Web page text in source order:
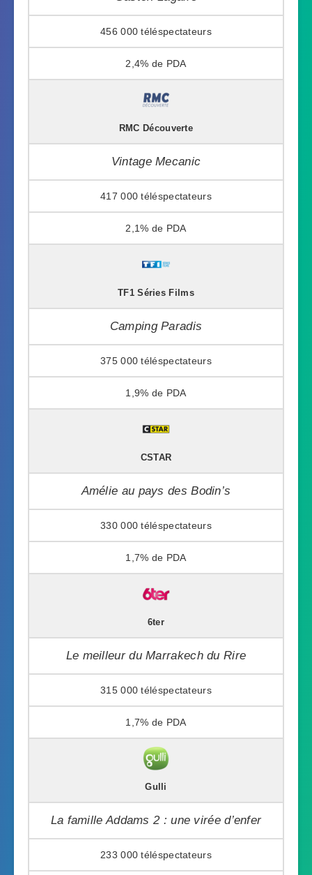
456 000
2,4%
RMC Découverte
Vintage Mecanic
417 000
2,1%
TF1 Séries Films
Camping Paradis
375 000
1,9%
CSTAR
Amélie au pays des Bodin’s
330 000
1,7%
6ter
Le meilleur du Marrakech du Rire
315 000
1,7%
Gulli
La famille Addams 2 : une virée d’enfer
233 000